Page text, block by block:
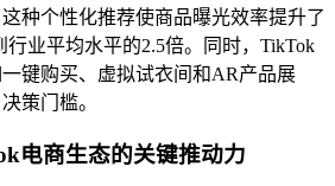
种个性化推荐使商品曝光效率提升了
行业平均水平的2.5倍。同时，TikTok
键购买、虚拟试衣间和AR产品展
策门槛。
电商生态的关键推动力